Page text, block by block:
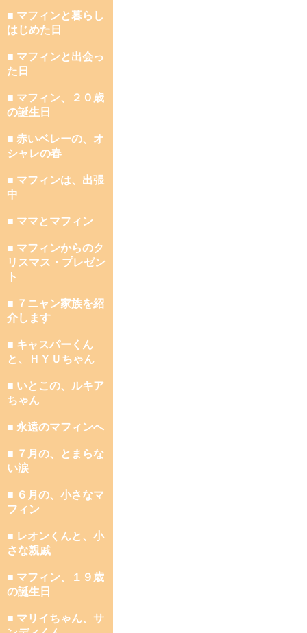
■ マフィンと暮らし
はじめた日
■ マフィンと出会っ
た日
■ マフィン、２０歳
の誕生日
■ 赤いベレーの、オ
シャレの春
■ マフィンは、出張
中
■ ママとマフィン
■ マフィンからのク
リスマス・プレゼン
ト
■ ７ニャン家族を紹
介します
■ キャスパーくん
と、ＨＹＵちゃん
■ いとこの、ルキア
ちゃん
■ 永遠のマフィンへ
■ ７月の、とまらな
い涙
■ ６月の、小さなマ
フィン
■ レオンくんと、小
さな親戚
■ マフィン、１９歳
の誕生日
■ マリイちゃん、サ